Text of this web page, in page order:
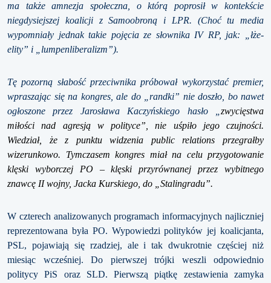
ma także amnezja społeczna, o którą poprosił w kontekście
niegdysiejszej koalicji z Samoobroną i LPR. (Choć tu media
wypomniały jednak takie pojęcia ze słownika IV RP, jak: „łże-
elity” i „lumpenliberalizm”).
Tę pozorną słabość przeciwnika próbował wykorzystać premier,
wpraszając się na kongres, ale do „randki” nie doszło, bo nawet
ogłoszone przez Jarosława Kaczyńskiego hasło „ zwycięstwa
miłości nad agresją w polityce”, nie uśpiło jego czujności.
Wiedział, że z punktu widzenia public relations przegrałby
wizerunkowo. Tymczasem kongres miał na celu przygotowanie
klęski wyborczej PO – klęski przyrównanej przez wybitnego
znawcę II wojny, Jacka Kurskiego, do „Stalingradu”.
W czterech analizowanych programach informacyjnych najliczniej
reprezentowana była PO. Wypowiedzi polityków jej koalicjanta,
PSL, pojawiają się rzadziej, ale i tak dwukrotnie częściej niż
miesiąc wcześniej. Do pierwszej trójki weszli odpowiednio
politycy PiS oraz SLD. Pierwszą piątkę zestawienia zamyka